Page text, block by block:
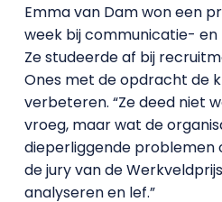
Emma van Dam won een
week bij communicatie-
Ze studeerde af bij
Ones met de opdracht de
verbeteren. “Ze deed niet
vroeg, maar wat de
dieperliggende problemen
de jury van de
analyseren en lef.”